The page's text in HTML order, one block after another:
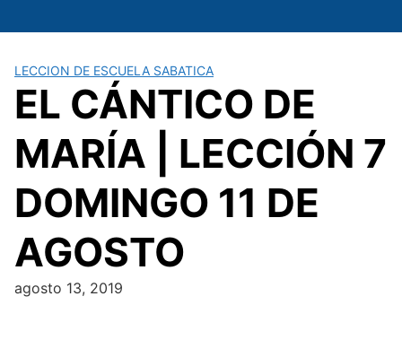
al
LECCION DE ESCUELA SABATICA
EL CÁNTICO DE
MARÍA | LECCIÓN 7
DOMINGO 11 DE
AGOSTO
agosto 13, 2019